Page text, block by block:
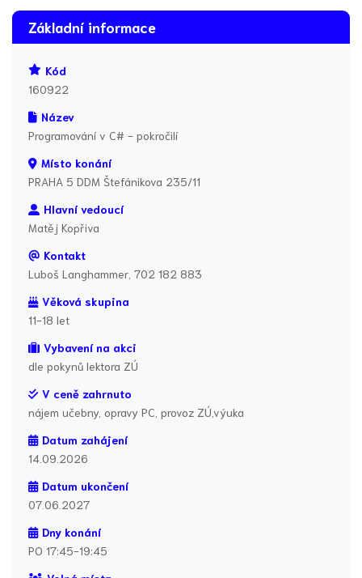
Základní informace
Kód
160922
Název
Programování v C# - pokročilí
Místo konání
PRAHA 5 DDM Štefánikova 235/11
Hlavní vedoucí
Matěj Kopřiva
Kontakt
Luboš Langhammer, 702 182 883
Věková skupina
11-18 let
Vybavení na akci
dle pokynů lektora ZÚ
V ceně zahrnuto
nájem učebny, opravy PC, provoz ZÚ,výuka
Datum zahájení
14.09.2026
Datum ukončení
07.06.2027
Dny konání
PO 17:45-19:45